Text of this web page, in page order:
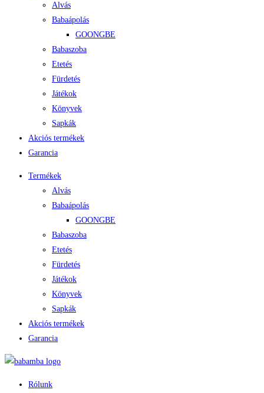
Alvás
Babaápolás
GOONGBE
Babaszoba
Etetés
Fürdetés
Játékok
Könyvek
Sapkák
Akciós termékek
Garancia
Termékek
Alvás
Babaápolás
GOONGBE
Babaszoba
Etetés
Fürdetés
Játékok
Könyvek
Sapkák
Akciós termékek
Garancia
Rólunk